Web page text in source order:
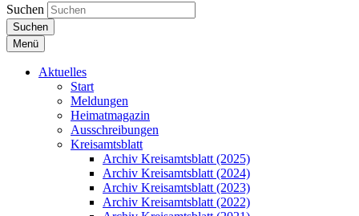
Suchen
Suchen
Menü
Aktuelles
Start
Meldungen
Heimatmagazin
Ausschreibungen
Kreisamtsblatt
Archiv Kreisamtsblatt (2025)
Archiv Kreisamtsblatt (2024)
Archiv Kreisamtsblatt (2023)
Archiv Kreisamtsblatt (2022)